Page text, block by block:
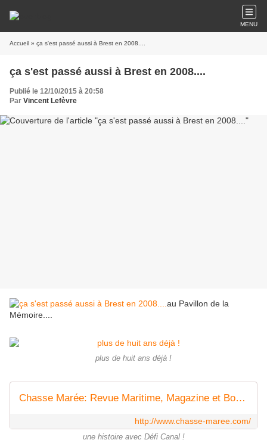
MENU
Accueil » ça s'est passé aussi à Brest en 2008....
ça s'est passé aussi à Brest en 2008....
Publié le 12/10/2015 à 20:58
Par Vincent Lefèvre
au Pavillon de la
Mémoire....
plus de huit ans déjà !
Chasse Marée: Revue Maritime, Magazine et Boutique Mer
http://www.chasse-maree.com/
une histoire avec Défi Canal !